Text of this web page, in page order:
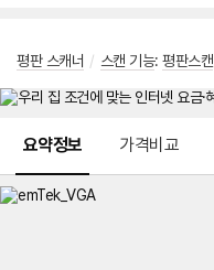
평판 스캐너 / 스캔 기능: 평판스캔
요약정보 가격비교